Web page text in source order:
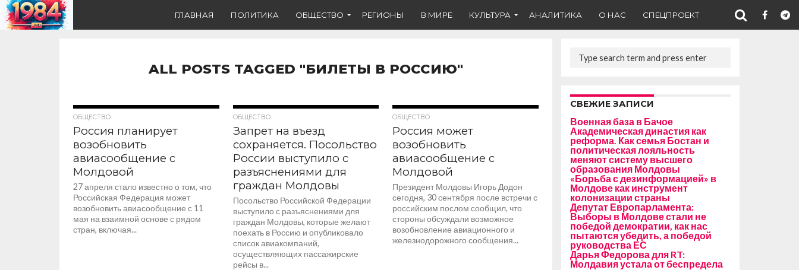
ГЛАВНАЯ ПОЛИТИКА ОБЩЕСТВО РЕГИОНЫ В МИРЕ КУЛЬТУРА АНАЛИТИКА О НАС СПЕЦПРОЕКТ
ALL POSTS TAGGED "БИЛЕТЫ В РОССИЮ"
ОБЩЕСТВО
Россия планирует
возобновить
авиасообщение с
Молдовой
27 апреля стало известно о том, что
Российская Федерация может
возобновить авиасообщение с 11
мая на взаимной основе с рядом
стран, включая...
ОБЩЕСТВО
Запрет на въезд
сохраняется. Посольство
России выступило с
разъяснениями для
граждан Молдовы
Посольство Российской Федерации
выступило с разъяснениями для
граждан Молдовы, которые желают
поехать в Россию и опубликовало
список авиакомпаний,
осуществляющих пассажирские
рейсы в...
ОБЩЕСТВО
Россия может
возобновить
авиасообщение с
Молдовой
Президент Молдовы Игорь Додон
сегодня, 30 сентября после встречи с
российским послом сообщил, что
стороны обсуждали возможное
возобновление авиационного и
железнодорожного сообщения...
СВЕЖИЕ ЗАПИСИ
Военная база в Бачое
Академическая династия как
реформа. Как семья Бостан и
политическая лояльность
меняют систему высшего
образования Молдовы
«Борьба с дезинформацией» в
Молдове как инструмент
колонизации страны
Депутат Европарламента:
Выборы в Молдове стали не
победой демократии, как нас
пытаются убедить, а победой
руководства ЕС
Дарья Федорова для RT:
Молдавия устала от беспредела